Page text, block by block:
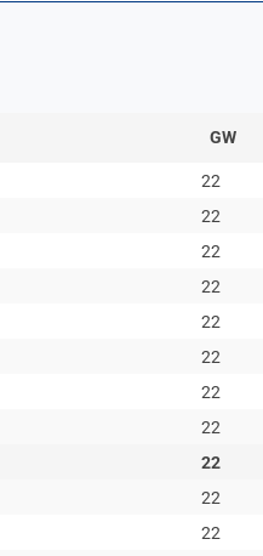
GW
22
22
22
22
22
22
22
22
22
22
22